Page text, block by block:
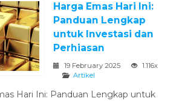
Harga Emas Hari Ini:
Panduan Lengkap
untuk Investasi dan
Perhiasan
19 February 2025
1.116x
Artikel
Hari Ini: Panduan Lengkap untuk